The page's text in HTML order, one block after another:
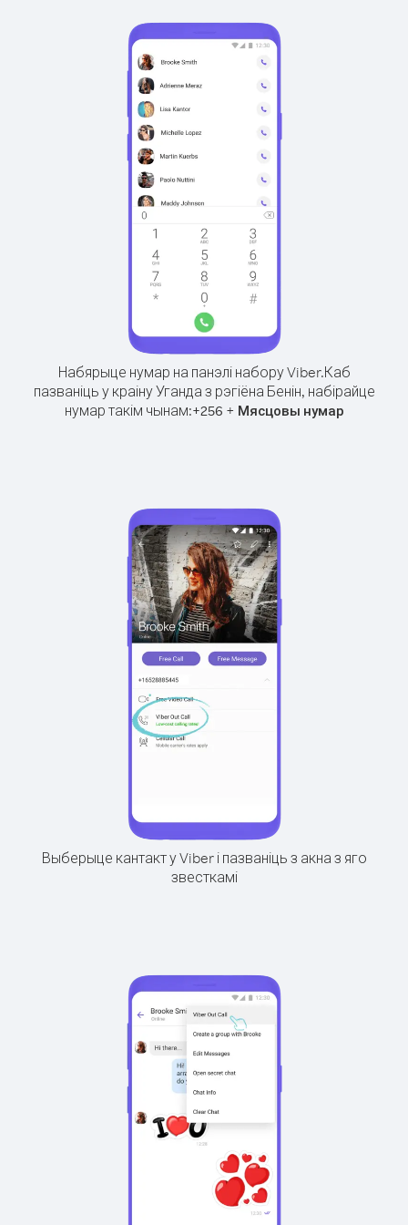
Набярыце нумар на панэлі набору Viber.Каб
пазваніць у краіну Уганда з рэгіёна Бенін, набірайце
нумар такім чынам:+256 + Мясцовы нумар
Выберыце кантакт у Viber і пазваніць з акна з яго
звесткамі